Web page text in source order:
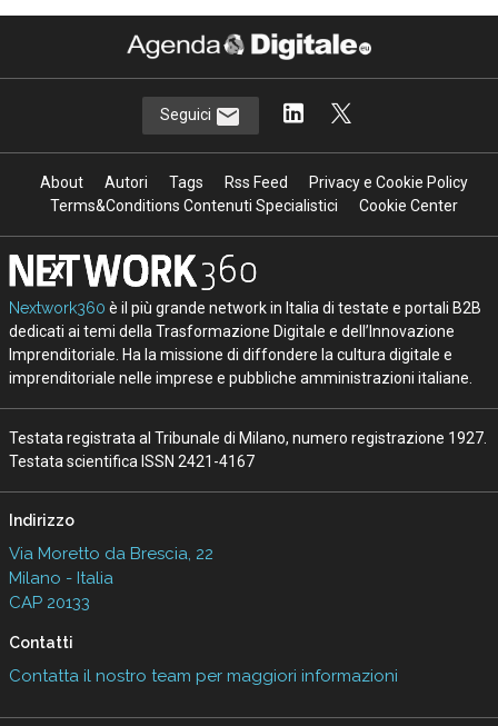
Seguici
About Autori Tags Rss Feed
Privacy e Cookie Policy
Terms&Conditions Contenuti Specialistici
Cookie Center
Nextwork360 è il più grande network in Italia di testate e portali B2B
dedicati ai temi della Trasformazione Digitale e dell’Innovazione
Imprenditoriale. Ha la missione di diffondere la cultura digitale e
imprenditoriale nelle imprese e pubbliche amministrazioni italiane.
Testata registrata al Tribunale di Milano, numero registrazione 1927.
Testata scientifica ISSN 2421-4167
Indirizzo
Via Moretto da Brescia, 22
Milano - Italia
CAP 20133
Contatti
Contatta il nostro team per maggiori informazioni